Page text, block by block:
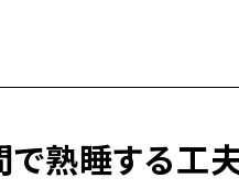
熟睡する工夫